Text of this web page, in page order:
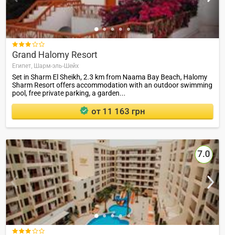

Grand Halomy Resort
Египет, Шарм-эль-Шейх
Set in Sharm El Sheikh, 2.3 km from Naama Bay Beach, Halomy
Sharm Resort offers accommodation with an outdoor swimming
pool, free private parking, a garden...
от 11 163 грн
7.0
